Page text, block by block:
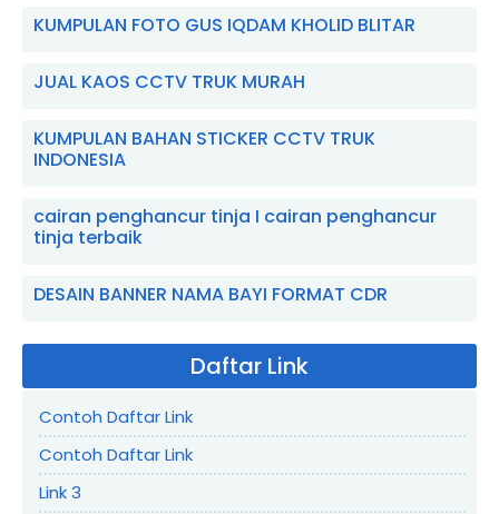
KUMPULAN FOTO GUS IQDAM KHOLID BLITAR
JUAL KAOS CCTV TRUK MURAH
KUMPULAN BAHAN STICKER CCTV TRUK
INDONESIA
cairan penghancur tinja I cairan penghancur
tinja terbaik
DESAIN BANNER NAMA BAYI FORMAT CDR
Daftar Link
Contoh Daftar Link
Contoh Daftar Link
Link 3